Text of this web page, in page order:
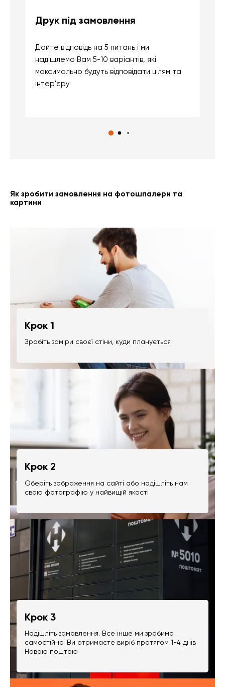
Друк під замовлення
Дайте відповідь на 5 питань і ми
надішлемо Вам 5-10 варіантів, які
максимально будуть відповідати цілям та
інтер'єру
Як зробити замовлення на фотошпалери та
картини
Крок 1
Зробіть заміри своєї стіни, куди планується
Крок 2
Оберіть зображення на сайті або надішліть нам
свою фотографію у найвищій якості
Крок 3
Надішліть замовлення. Все інше ми зробимо
самостійно. Ви отримаєте виріб протягом 1-4 днів
Новою поштою